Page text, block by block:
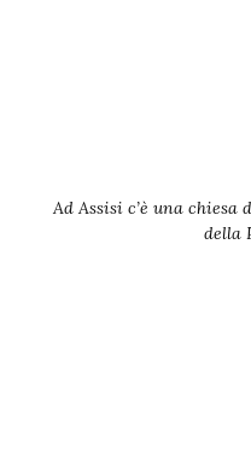
Ad Assisi c’è una
della